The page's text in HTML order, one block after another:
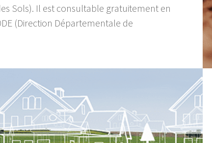
Sols). Il est consultable gratuitement en
(Direction Départementale de